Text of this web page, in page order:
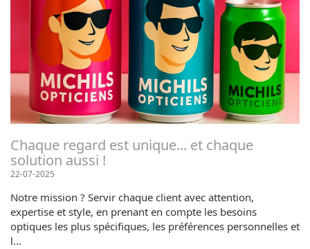
Chaque regard est unique... et chaque
solution aussi !
22-07-2025
Notre mission ? Servir chaque client avec attention,
expertise et style, en prenant en compte les besoins
optiques les plus spécifiques, les préférences personnelles et
l...